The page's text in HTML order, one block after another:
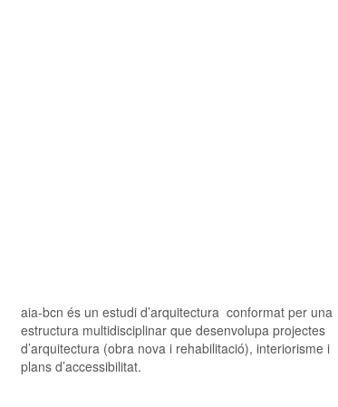
aia-bcn és un estudi d’arquitectura conformat per una
estructura multidisciplinar que desenvolupa projectes
d’arquitectura (obra nova i rehabilitació), interiorisme i
plans d’accessibilitat.